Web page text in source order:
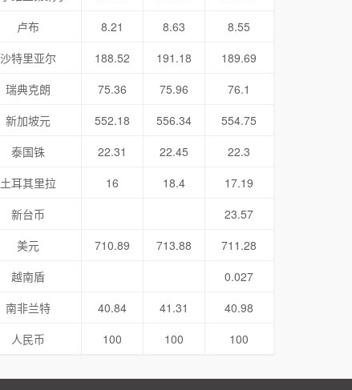
卢布
8.21 8.63
8.55
沙特里亚尔
188.52 191.18
189.69
瑞典克朗
75.36 75.96
76.1
新加坡元
552.18 556.34
554.75
泰国铢
22.31 22.45
22.3
土耳其里拉
16 18.4
17.19
新台币
23.57
美元
710.89 713.88
711.28
越南盾
0.027
南非兰特
40.84 41.31
40.98
人民币
100 100 100